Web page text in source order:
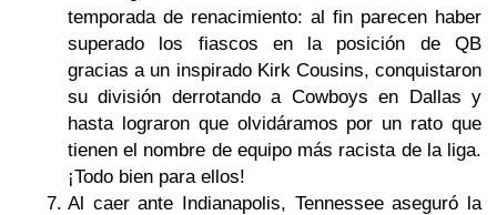
temporada de renacimiento: al fin parecen haber
superado los fiascos en la posición de QB
gracias a un inspirado Kirk Cousins, conquistaron
su división derrotando a Cowboys en Dallas y
hasta lograron que olvidáramos por un rato que
tienen el nombre de equipo más racista de la liga.
¡Todo bien para ellos!
Al caer ante Indianapolis, Tennessee aseguró la